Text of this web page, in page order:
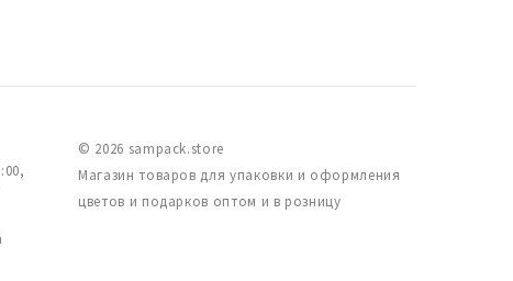
© 2026 sampack.store
Магазин товаров для упаковки и оформления
цветов и подарков оптом и в розницу